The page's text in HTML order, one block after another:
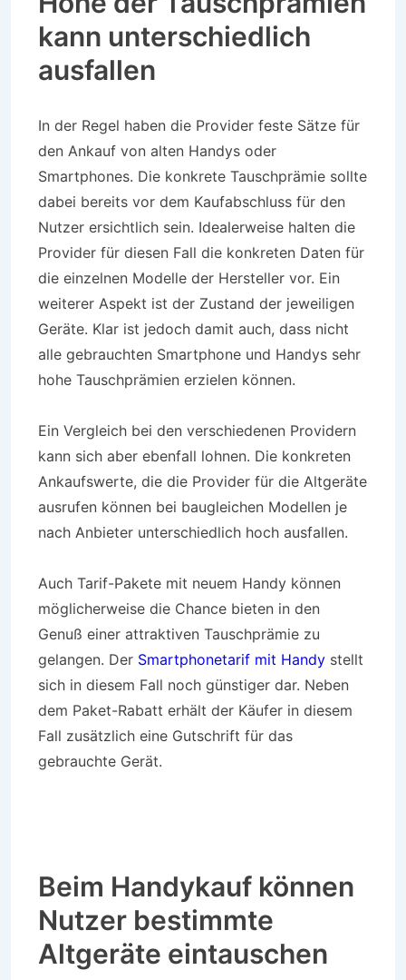
kann unterschiedlich
ausfallen
In der Regel haben die Provider feste Sätze für
den Ankauf von alten Handys oder
Smartphones. Die konkrete Tauschprämie sollte
dabei bereits vor dem Kaufabschluss für den
Nutzer ersichtlich sein. Idealerweise halten die
Provider für diesen Fall die konkreten Daten für
die einzelnen Modelle der Hersteller vor. Ein
weiterer Aspekt ist der Zustand der jeweiligen
Geräte. Klar ist jedoch damit auch, dass nicht
alle gebrauchten Smartphone und Handys sehr
hohe Tauschprämien erzielen können.
Ein Vergleich bei den verschiedenen Providern
kann sich aber ebenfall lohnen. Die konkreten
Ankaufswerte, die die Provider für die Altgeräte
ausrufen können bei baugleichen Modellen je
nach Anbieter unterschiedlich hoch ausfallen.
Auch Tarif-Pakete mit neuem Handy können
möglicherweise die Chance bieten in den
Genuß einer attraktiven Tauschprämie zu
gelangen. Der Smartphonetarif mit Handy stellt
sich in diesem Fall noch günstiger dar. Neben
dem Paket-Rabatt erhält der Käufer in diesem
Fall zusätzlich eine Gutschrift für das
gebrauchte Gerät.
Beim Handykauf können
Nutzer bestimmte
Altgeräte eintauschen